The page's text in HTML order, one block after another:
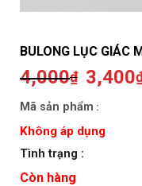
BULONG LỤC GIÁC
4,000₫
Original
price
was:
4,000₫.
3,400
Current
price
is:
3,400₫.
Mã sản phẩm :
Không áp dụng
Tình trạng :
Còn hàng